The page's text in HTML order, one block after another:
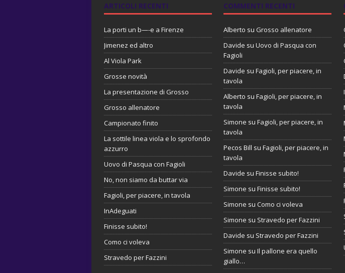
ARTICOLI RECENTI
La porti un b—-e a Firenze
Jimenez ed altro
Al Viola Park
Grosse novità
La presentazione di Grosso
Grosso allenatore
Campionato finito
La sottile linea viola e lo sprofondo
azzurro
Uovo di Pasqua con Fagioli
No, non siamo da buttar via
Fagioli, per piacere, in tavola
InAdeguati
Finisse subito!
Como ci voleva
Stravedo per Fazzini
COMMENTI RECENTI
Alberto su Grosso allenatore
Davide suUovo di Pasqua con
Fagioli
Davide suFagioli, per piacere, in
tavola
Alberto suFagioli, per piacere, in
tavola
Simone suFagioli, per piacere, in
tavola
Pecos Bill suFagioli, per piacere, in
tavola
Davide suFinisse subito!
Simone suFinisse subito!
Simone suComo ci voleva
Simone su Stravedo per Fazzini
Davide su Stravedo per Fazzini
Simone suIl pallone era quello
giallo…